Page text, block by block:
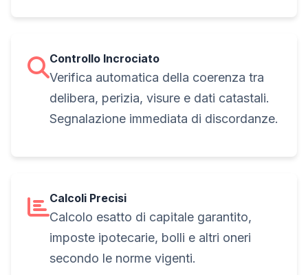
Controllo Incrociato
Verifica automatica della coerenza tra
delibera, perizia, visure e dati catastali.
Segnalazione immediata di discordanze.
Calcoli Precisi
Calcolo esatto di capitale garantito,
imposte ipotecarie, bolli e altri oneri
secondo le norme vigenti.